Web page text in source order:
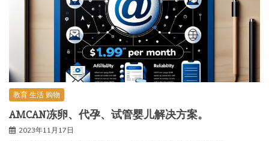
教育 生活 购物
AMCAN冻卵、代孕、试管婴儿解决方案。
2023年11月17日